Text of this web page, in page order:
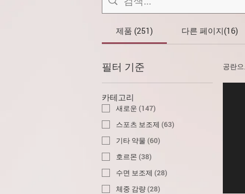
제품 (251) 다른 페이지(16)
필터 기준
카테고리
새로운 (147)
스포츠 보조제 (63)
기타 약물 (60)
호르몬 (38)
수면 보조제 (28)
체중 감량 (28)
공란